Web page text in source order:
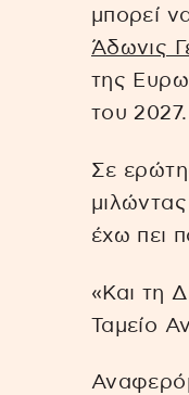
μπορεί
Άδωνις
της
του 2027.
Σε
έχω πει
«Και τη
Ταμείο